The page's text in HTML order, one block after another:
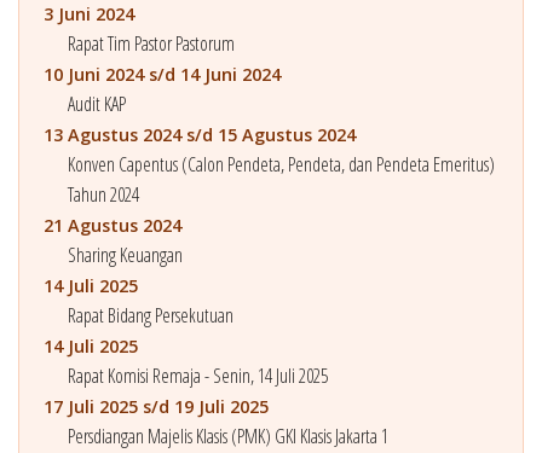
3 Juni 2024
Rapat Tim Pastor Pastorum
10 Juni 2024 s/d 14 Juni 2024
Audit KAP
13 Agustus 2024 s/d 15 Agustus 2024
Konven Capentus (Calon Pendeta, Pendeta, dan Pendeta Emeritus)
Tahun 2024
21 Agustus 2024
Sharing Keuangan
14 Juli 2025
Rapat Bidang Persekutuan
14 Juli 2025
Rapat Komisi Remaja - Senin, 14 Juli 2025
17 Juli 2025 s/d 19 Juli 2025
Persdiangan Majelis Klasis (PMK) GKI Klasis Jakarta 1